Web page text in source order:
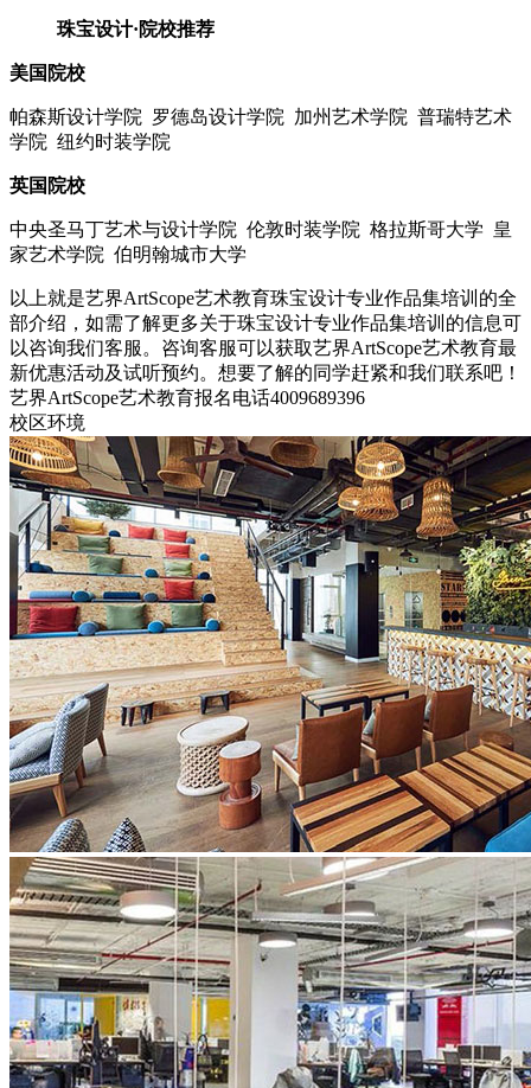
珠宝设计·院校推荐
美国院校
帕森斯设计学院 罗德岛设计学院 加州艺术学院 普瑞特艺术
学院 纽约时装学院
英国院校
中央圣马丁艺术与设计学院 伦敦时装学院 格拉斯哥大学 皇
家艺术学院 伯明翰城市大学
以上就是艺界ArtScope艺术教育珠宝设计专业作品集培训的全
部介绍，如需了解更多关于珠宝设计专业作品集培训的信息可
以咨询我们客服。咨询客服可以获取艺界ArtScope艺术教育最
新优惠活动及试听预约。想要了解的同学赶紧和我们联系吧！
艺界ArtScope艺术教育报名电话4009689396
校区环境